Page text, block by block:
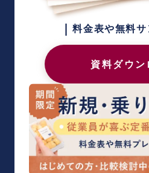
| 料金表や無料サ
資料ダウン